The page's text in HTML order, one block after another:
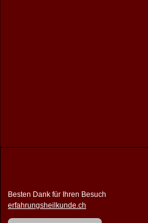
Besten Dank für Ihren Besuch
erfahrungsheilkunde.ch